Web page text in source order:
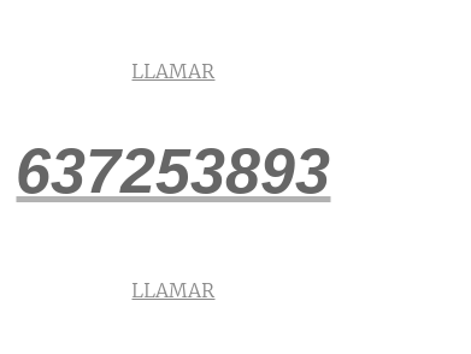
LLAMAR
637253893
LLAMAR